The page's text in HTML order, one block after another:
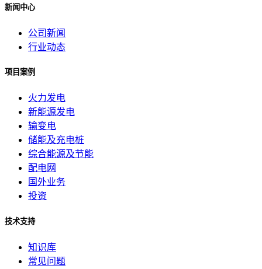
新闻中心
公司新闻
行业动态
项目案例
火力发电
新能源发电
输变电
储能及充电桩
综合能源及节能
配电网
国外业务
投资
技术支持
知识库
常见问题